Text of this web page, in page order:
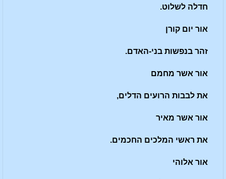
חדלה לשלוט.
אור יום קורן
זהר בנפשות בני-האדם.
אור אשר מחמם
את לבבות הרועים הדלים,
אור אשר מאיר
את ראשי המלכים החכמים.
אור אלוהי